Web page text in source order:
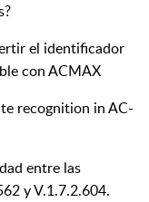
el identificador
con ACMAX
recognition in AC-
entre las
y V.1.7.2.604.